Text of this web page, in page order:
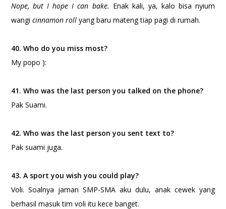
Nope, but I hope I can bake. Enak kali, ya, kalo bisa nyium
wangi cinnamon rollyang baru mateng tiap pagi di rumah.
40. Who do you miss most?
My popo ):
41. Who was the last person you talked on the phone?
Pak Suami.
42. Who was the last person you sent text to?
Pak suami juga.
43. A sport you wish you could play?
Voli. Soalnya jaman SMP-SMA aku dulu, anak cewek yang
berhasil masuk tim voli itu kece banget.